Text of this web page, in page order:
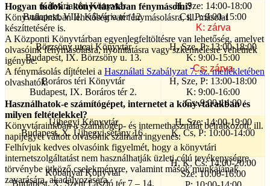
Hogyan tudok a könyvtárakban fénymásolni?
Könyvtárainkban lehetőség van fénymásolásra, ill. másolat
készíttetésére is.
A Központi Könyvtárban egyenlegfeltöltésre van lehetőség, amelyet
olvasóink fénymásolásra, nyomtatásra vagy szkennelésre vehetnek
igénybe.
A fénymásolás díjtételei a Használati Szabályzat 7. sz. mellékletében
olvashatók.
Használhatok-e számítógépet, internetet a könyvtárakban és
milyen feltételekkel?
Könyvtárainkban a számítógép- és internethasználat beiratkozott, ill.
napijegyet váltott olvasóink számára ingyenes.
Felhívjuk kedves olvasóink figyelmét, hogy a könyvtári
internetszolgáltatást nem használhatják üzleti célú tevékenységre,
törvénybe ütköző cselekményre, valamint mások munkájának
zavarására, akadályozására.
Kálvária téri Könyvtár
Budapest, VIII. Kálvária tér 12.
H, Sze: 14:00-18:00
Cs, P: 9:00-15:00
K: zárva
Börzsöny utcai Könyvtár
Budapest, IX. Börzsöny u. 13.
H, Sze, P: 13:00-18:00
K: 9:00-15:00
Cs: zárva
Boráros téri Könyvtár
Budapest, IX. Boráros tér 2.
H, Sze, P: 13:00-18:00
K: 9:00-16:00
Cs: 9:00-14:00
Újhegyi Könyvtár
Budapest, X. Újhegyi sétány 16.
H, Sze: 14:00-19:00
K, Cs, P: 10:00-14:00
Kőbányai Könyvtár
Budapest, X. Szent László tér 7 – 14.
H, K, Cs: 14:00-20:00
Sze: 10:00-16:00